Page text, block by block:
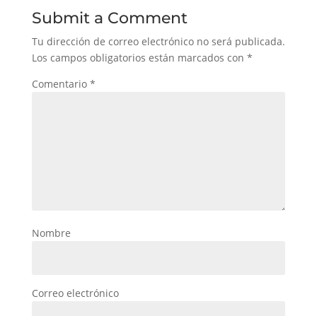
Submit a Comment
Tu dirección de correo electrónico no será publicada.
Los campos obligatorios están marcados con *
Comentario *
Nombre
Correo electrónico